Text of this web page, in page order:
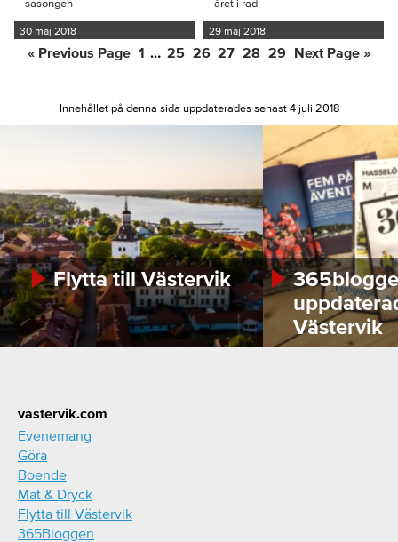
säsongen
30 maj 2018
året i rad
29 maj 2018
« Go
Previous Page Go
1 Interim
… Go
25 Go
26 Go
27 Go
28 Go
29 Go
Next Page »
Innehållet på denna sida uppdaterades senast 4 juli 2018
Flytta till Västervik
Västervik
Footer
vastervik.com
Evenemang
Göra
Boende
Mat & Dryck
Flytta till Västervik
365Bloggen